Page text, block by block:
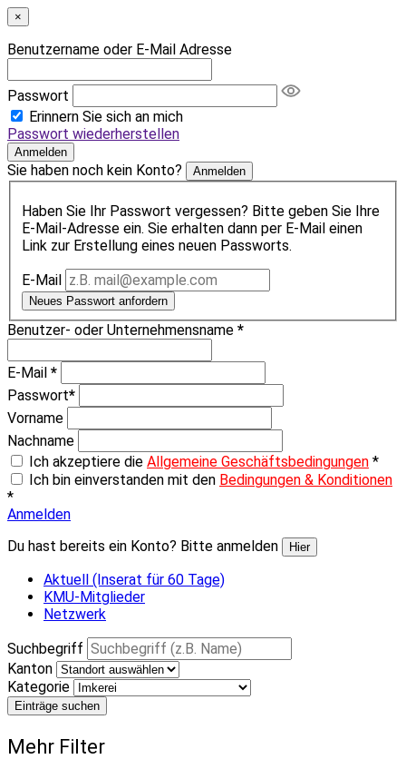
×
Benutzername oder E-Mail Adresse
Passwort
Erinnern Sie sich an mich
Passwort wiederherstellen
Anmelden
Sie haben noch kein Konto? Anmelden
Haben Sie Ihr Passwort vergessen? Bitte geben Sie Ihre
E-Mail-Adresse ein. Sie erhalten dann per E-Mail einen
Link zur Erstellung eines neuen Passworts.
E-Mail
Neues Passwort anfordern
Benutzer- oder Unternehmensname *
E-Mail *
Passwort*
Vorname
Nachname
Ich akzeptiere die Allgemeine Geschäftsbedingungen *
Ich bin einverstanden mit den Bedingungen & Konditionen
*
Anmelden
Du hast bereits ein Konto? Bitte anmelden
Hier
Aktuell (Inserat für 60 Tage)
KMU-Mitglieder
Netzwerk
Suchbegriff
Kanton
Kategorie
Einträge suchen
Mehr Filter